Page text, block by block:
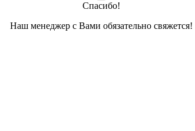
Спасибо!
Наш менеджер с Вами обязательно свяжется!